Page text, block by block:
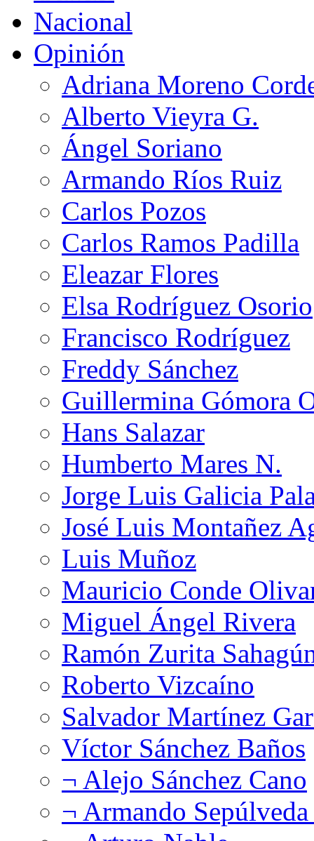
Nacional
Opinión
Adriana Moreno
Alberto Vieyra G.
Ángel Soriano
Armando Ríos Ruiz
Carlos Pozos
Carlos Ramos Padilla
Eleazar Flores
Elsa Rodríguez Osorio
Francisco Rodríguez
Freddy Sánchez
Guillermina Gómora
Hans Salazar
Humberto Mares N.
Jorge Luis Galicia
José Luis Montañez
Luis Muñoz
Mauricio Conde
Miguel Ángel Rivera
Ramón Zurita
Roberto Vizcaíno
Salvador Martínez
Víctor Sánchez Baños
¬ Alejo Sánchez Cano
¬ Armando